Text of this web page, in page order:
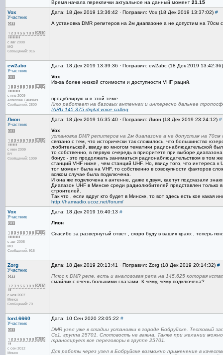
Время начала переклички актуальное на данный момент 21.15
Vox
Участник
с авг 2008
МО
Сообщений: 916
Дата: 18 Дек 2019 13:36:42 · Поправил: Vox (18 Дек 2019 13:37:02) #
А установка DMR репитеров на 2м диапазоне а не допустим на
ew2abc
Участник
с янв 2009
Antennae Galaxies
Сообщений: 2800
Дата: 18 Дек 2019 13:39:36 · Поправил: ew2abc (18 Дек 2019
Vox
Из-за более низкой стоимости и доступности VHF раций.
продублирую и в этой теме
Кто работает на базовых антеннах и интересно дальнее
IARU 145.375 digital voice calling
Лион
Участник
с июн 2009
BY
Сообщений: 1009
Дата: 18 Дек 2019 16:35:40 · Поправил: Лион (18 Дек 2019 23:24:12) #
Vox
установка DMR репитеров на 2м диапазоне а не допустим на 70см
связано с тем, что исторически так сложилось, что большинство
любительской, ввиду во многом тематики радионаблюдательской
то собственно, в первую очередь в приоритете при выборе
бонус - это продолжать заниматься радионаблюдательством в том
станций VHF ниже , чем станций UHF. Но, ввиду того, что интереса
тот момент была на VHF, то собственно в совокупности факторов
всяком случае была подключена.
И она же подключена к антенне, даже к двум, как тут подсказали
Диапазон UHF в Минске среди радиолюбителей представлен
строителей.
Так что , если вдруг кто будет в Минске, то вот здесь есть кое какая
http://hamradio.ucoz.net/forum/
Vox
Участник
с авг 2008
МО
Сообщений: 916
Дата: 18 Дек 2019 16:40:13 #
Лион
Спасибо за развернутый ответ , скоро буду в ваших краях , теперь
Zorg
Участник
с ноя 2007
Минск
Сообщений: 70
Дата: 18 Дек 2019 20:13:41 · Поправил: Zorg (18 Дек 2019 20:14:32) #
Плюс к DMR репе, есть и аналоговая репа на 145,625 которая
смайлик с очень большими глазами. К чему, чему подключена?
lord.6660
Участник
с сен 2012
Минск
Дата: 10 Сен 2020 23:05:22 #
DMR узел уже в стадии установки в городе Бобруйске. Тестовый
Сс1, группа 25701. Слотовость не важна. Также при желании
транслирует все переговоры в группе 25701.
Для работы через узел в Бобруйске возможно применение в